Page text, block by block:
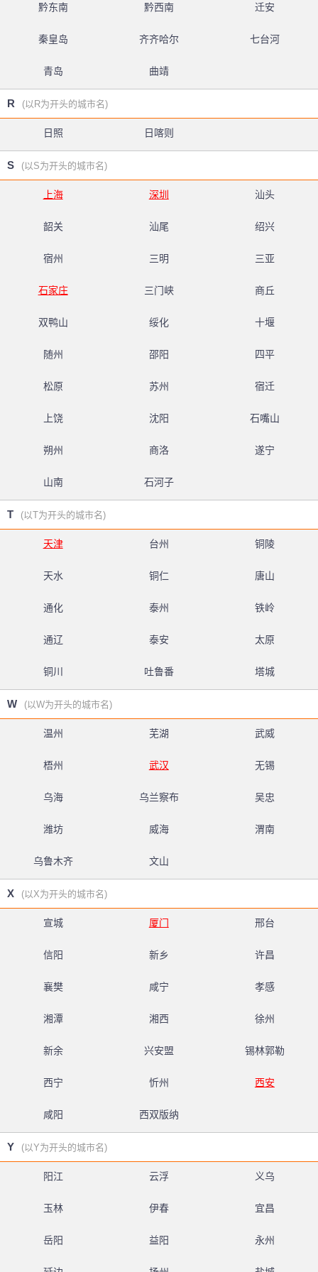
黔东南 黔西南 迁安
秦皇岛 齐齐哈尔 七台河
青岛 曲靖
R (以R为开头的城市名)
日照 日喀则
S (以S为开头的城市名)
上海 深圳 汕头
韶关 汕尾 绍兴
宿州 三明 三亚
石家庄 三门峡 商丘
双鸭山 绥化 十堰
随州 邵阳 四平
松原 苏州 宿迁
上饶 沈阳 石嘴山
朔州 商洛 遂宁
山南 石河子
T (以T为开头的城市名)
天津 台州 铜陵
天水 铜仁 唐山
通化 泰州 铁岭
通辽 泰安 太原
铜川 吐鲁番 塔城
W (以W为开头的城市名)
温州 芜湖 武威
梧州 武汉 无锡
乌海 乌兰察布 吴忠
潍坊 威海 渭南
乌鲁木齐 文山
X (以X为开头的城市名)
宣城 厦门 邢台
信阳 新乡 许昌
襄樊 咸宁 孝感
湘潭 湘西 徐州
新余 兴安盟 锡林郭勒
西宁 忻州 西安
咸阳 西双版纳
Y (以Y为开头的城市名)
阳江 云浮 义乌
玉林 伊春 宜昌
岳阳 益阳 永州